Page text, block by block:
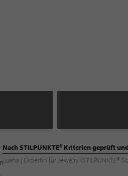
Nach STILPUNKTE® Kriterien geprüft
Luana | Expertin für Jewelry (STILPUNKTE®